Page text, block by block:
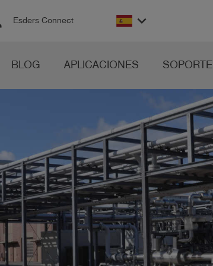
Esders Connect keyboard_arrow_down
BLOG APLICACIONES SOPORTE